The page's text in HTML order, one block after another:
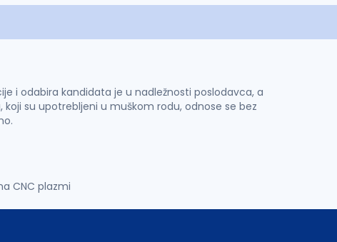
i odabira kandidata je u nadležnosti poslodavca, a
su upotrebljeni u muškom rodu, odnose se bez
CNC plazmi